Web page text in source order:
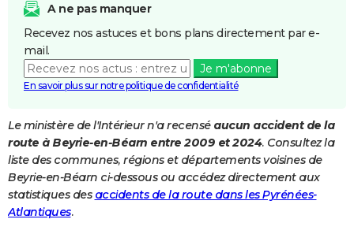
Destinations
City break
Voyage nature
Voyage de noces
Forum
Climat
PHOTO
GUIDES D'ACHAT
BONS PLANS
Carte de Noël
Carte Bonne année
Carte Saint-Valentin
Carte Pâques
Carte d'anniversaire
DICTIONNAIRE
Dictionnaire
Biographies
Citations
Expressions
Proverbes
PROGRAMME TV
COPAINS D'AVANT
A ne pas manquer
Recevez nos astuces et bons plans directement par e-
mail.
Je m'abonne
En savoir plus sur notre politique de confidentialité
Le ministère de l'Intérieur n'a recensé aucun accident de la
route à Beyrie-en-Béarn entre 2009 et 2024. Consultez la
liste des communes, régions et départements voisines de
Beyrie-en-Béarn ci-dessous ou accédez directement aux
statistiques des accidents de la route dans les Pyrénées-
Atlantiques.